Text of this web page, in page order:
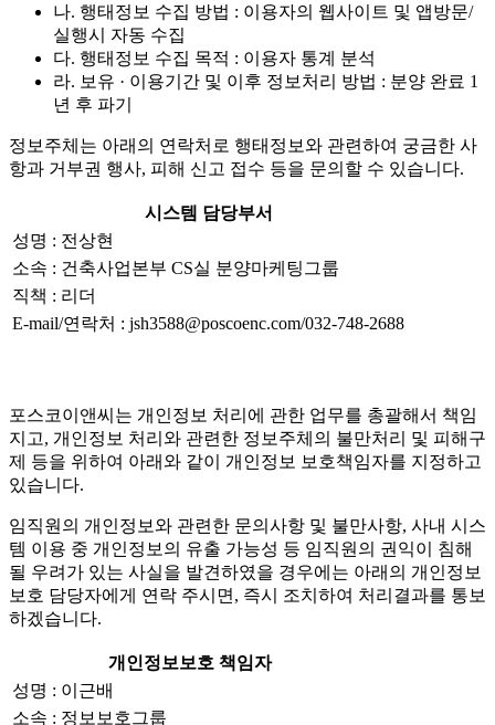
나. 행태정보 수집 방법 : 이용자의 웹사이트 및 앱방문/
실행시 자동 수집
다. 행태정보 수집 목적 : 이용자 통계 분석
라. 보유 · 이용기간 및 이후 정보처리 방법 : 분양 완료 1
년 후 파기
정보주체는 아래의 연락처로 행태정보와 관련하여 궁금한 사
항과 거부권 행사, 피해 신고 접수 등을 문의할 수 있습니다.
시스템 담당부서
성명 : 전상현
소속 : 건축사업본부 CS실 분양마케팅그룹
직책 : 리더
E-mail/연락처 : jsh3588@poscoenc.com/032-748-2688
포스코이앤씨는 개인정보 처리에 관한 업무를 총괄해서 책임
지고, 개인정보 처리와 관련한 정보주체의 불만처리 및 피해구
제 등을 위하여 아래와 같이 개인정보 보호책임자를 지정하고
있습니다.
임직원의 개인정보와 관련한 문의사항 및 불만사항, 사내 시스
템 이용 중 개인정보의 유출 가능성 등 임직원의 권익이 침해
될 우려가 있는 사실을 발견하였을 경우에는 아래의 개인정보
보호 담당자에게 연락 주시면, 즉시 조치하여 처리결과를 통보
하겠습니다.
개인정보보호 책임자
성명 : 이근배
소속 : 정보보호그룹